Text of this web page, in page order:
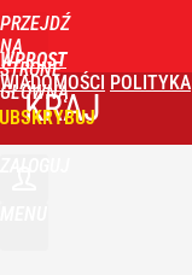
PRZEJDŹ
NA
STRONĘ
GŁÓWNĄ
WPROST
WIADOMOŚCI POLITYKA
KRAJ